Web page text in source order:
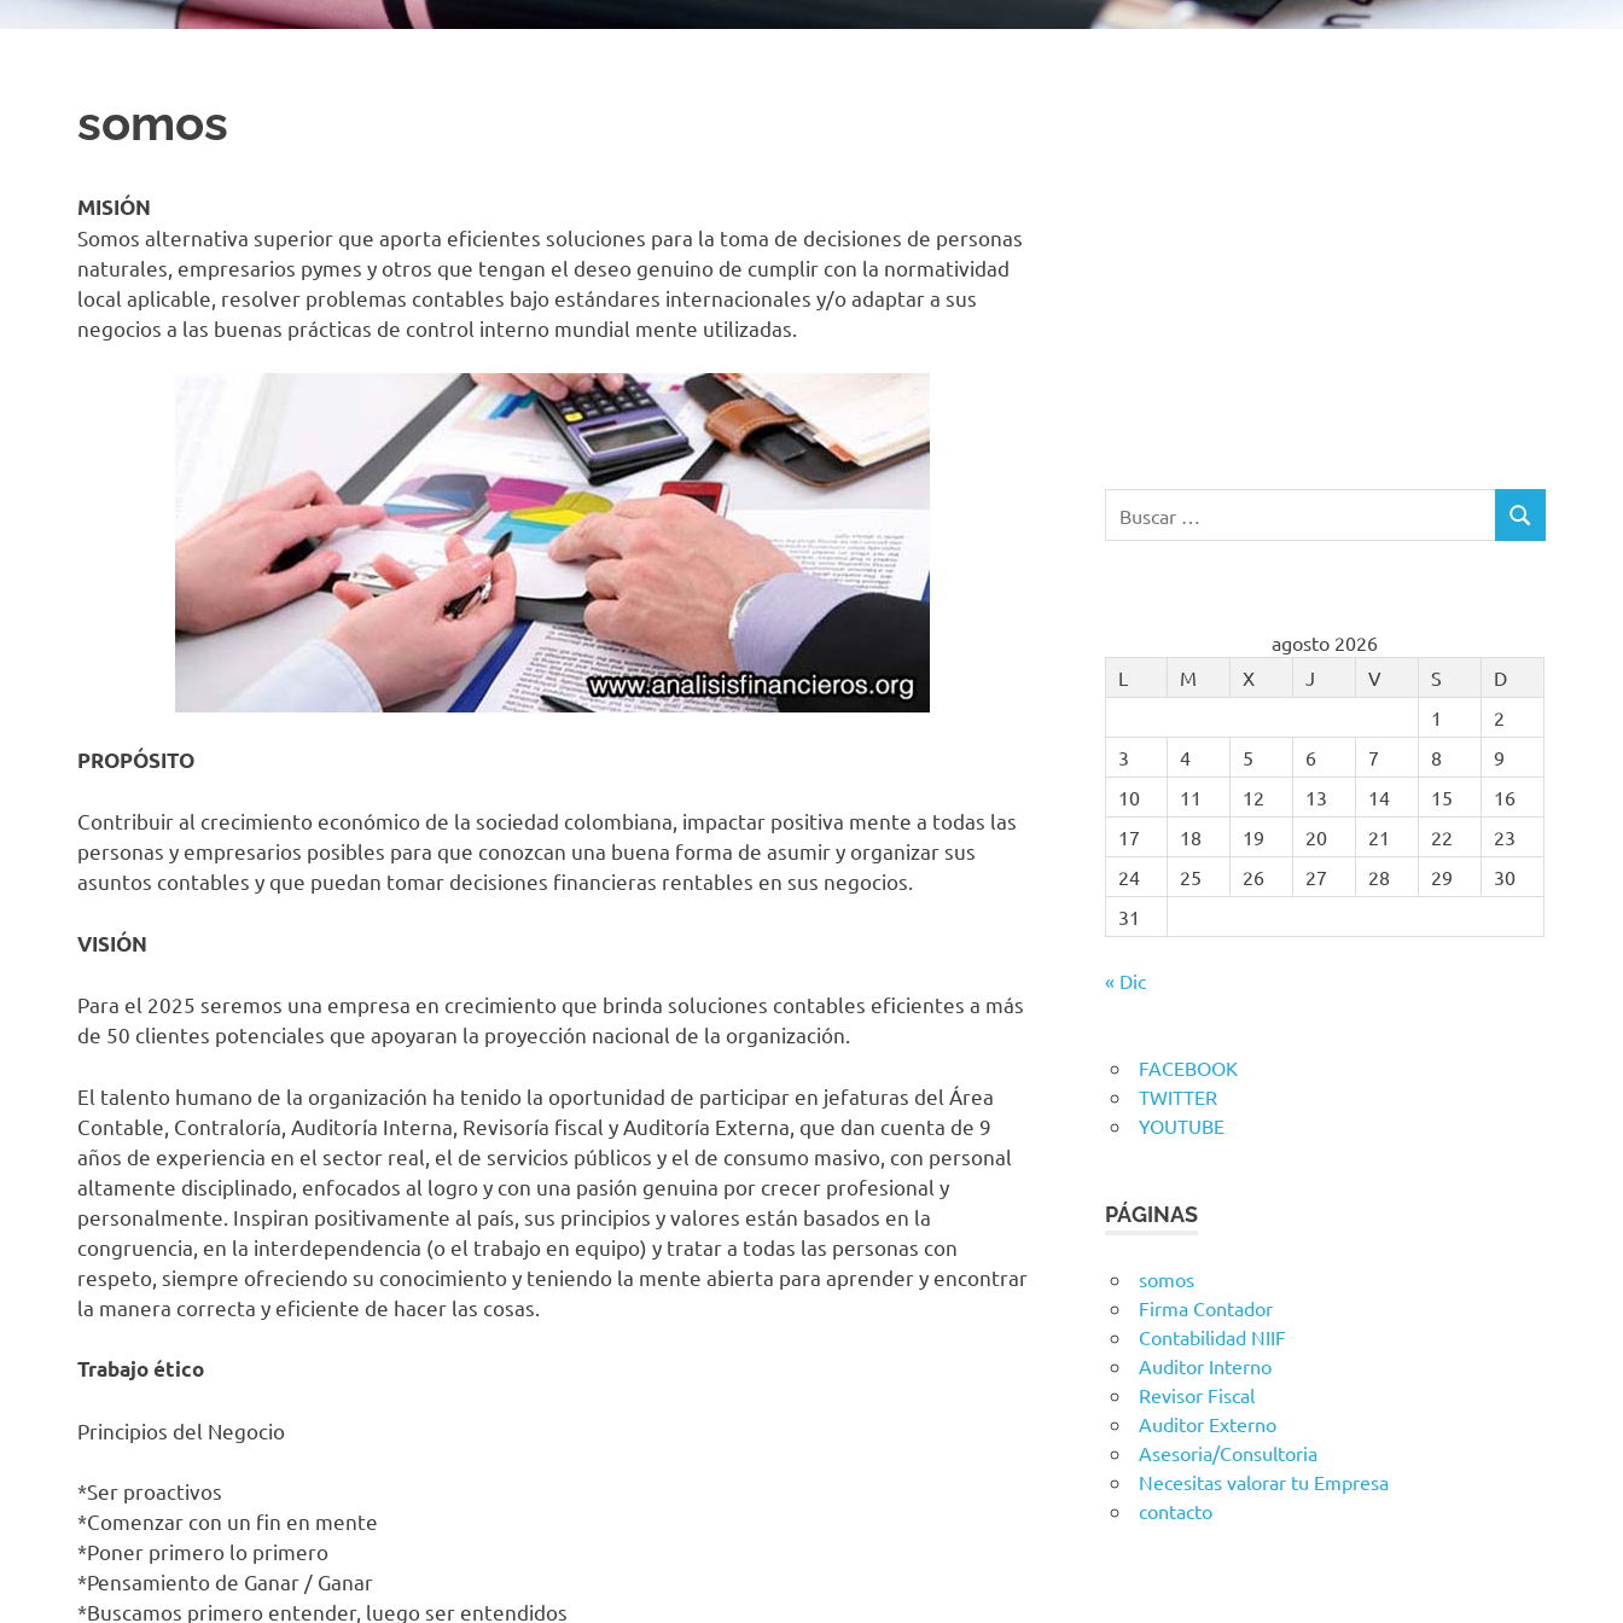
somos
MISIÓN
Somos alternativa superior que aporta eficientes soluciones para la toma de decisiones de personas
naturales, empresarios pymes y otros que tengan el deseo genuino de cumplir con la normatividad
local aplicable, resolver problemas contables bajo estándares internacionales y/o adaptar a sus
negocios a las buenas prácticas de control interno mundial mente utilizadas.
PROPÓSITO
Contribuir al crecimiento económico de la sociedad colombiana, impactar positiva mente a todas las
personas y empresarios posibles para que conozcan una buena forma de asumir y organizar sus
asuntos contables y que puedan tomar decisiones financieras rentables en sus negocios.
VISIÓN
Para el 2025 seremos una empresa en crecimiento que brinda soluciones contables eficientes a más
de 50 clientes potenciales que apoyaran la proyección nacional de la organización.
El talento humano de la organización ha tenido la oportunidad de participar en jefaturas del Área
Contable, Contraloría, Auditoría Interna, Revisoría fiscal y Auditoría Externa, que dan cuenta de 9
años de experiencia en el sector real, el de servicios públicos y el de consumo masivo, con personal
altamente disciplinado, enfocados al logro y con una pasión genuina por crecer profesional y
personalmente. Inspiran positivamente al país, sus principios y valores están basados en la
congruencia, en la interdependencia (o el trabajo en equipo) y tratar a todas las personas con
respeto, siempre ofreciendo su conocimiento y teniendo la mente abierta para aprender y encontrar
la manera correcta y eficiente de hacer las cosas.
Trabajo ético
Principios del Negocio
*Ser proactivos
*Comenzar con un fin en mente
*Poner primero lo primero
*Pensamiento de Ganar / Ganar
*Buscamos primero entender, luego ser entendidos
agosto 2026
L
M X J V S
D
1
2
3
4 5 6 7 8
9
10
11 12 13 14 15
16
17
18 19 20 21 22
23
24
25 26 27 28 29
30
31
« Dic
FACEBOOK
TWITTER
YOUTUBE
PÁGINAS
somos
Firma Contador
Contabilidad NIIF
Auditor Interno
Revisor Fiscal
Auditor Externo
Asesoria/Consultoria
Necesitas valorar tu Empresa
contacto